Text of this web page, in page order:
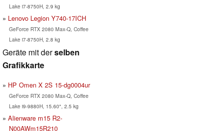
Lake i7-8750H, 2.9 kg
Lenovo Legion Y740-17ICH
GeForce RTX 2080 Max-Q, Coffee
Lake i7-8750H, 2.8 kg
Geräte mit derselben
Grafikkarte
HP Omen X 2S 15-dg0004ur
GeForce RTX 2080 Max-Q, Coffee
Lake i9-9880H, 15.60", 2.5 kg
Alienware m15 R2-
N00AWm15R210